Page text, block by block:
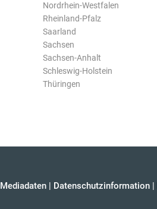
Nordrhein-Westfalen
Rheinland-Pfalz
Saarland
Sachsen
Sachsen-Anhalt
Schleswig-Holstein
Thüringen
Mediadaten | Datenschutzinformation |